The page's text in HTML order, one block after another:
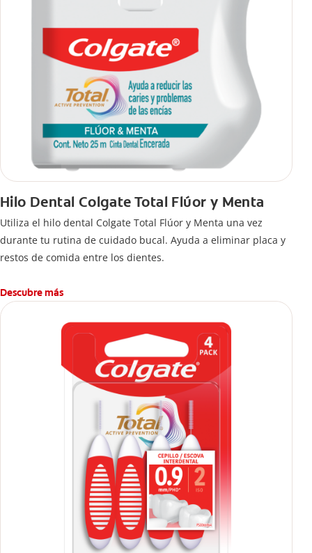
Hilo Dental Colgate Total Flúor y Menta
Utiliza el hilo dental Colgate Total Flúor y Menta una vez
durante tu rutina de cuidado bucal. Ayuda a eliminar placa y
restos de comida entre los dientes.
Descubre más